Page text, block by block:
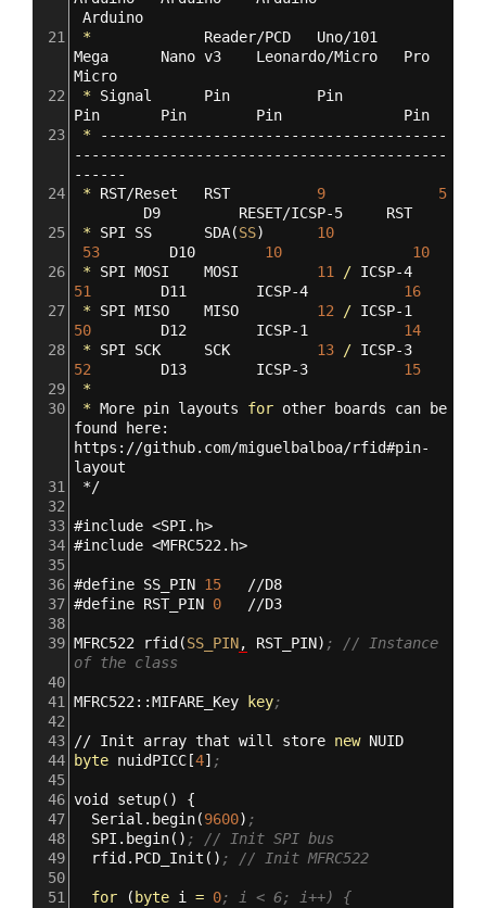
Arduino
21
* Reader/PCD
Uno/101
Mega
Nano v3 Leonardo/Micro
Pro
Micro
22
* Signal Pin
Pin
Pin
Pin Pin
Pin
23
*
----------------------------------------
-------------------------------------------
------
24
* RST/Reset RST 9
5
D9
RESET/ICSP-5
RST
25
* SPI SS SDA(SS)
10
53
D10 10
10
26
* SPI MOSI MOSI 11 / ICSP-4
51
D11 ICSP-4
16
27
* SPI MISO MISO 12 / ICSP-1
50
D12 ICSP-1
14
28
* SPI SCK SCK 13 / ICSP-3
52
D13 ICSP-3
15
29
*
30
* More pin layouts for other boards can be
found here:
https://github.com/miguelbalboa/rfid#pin-
layout
31
*/
32
33 #include <SPI.h>
34 #include <MFRC522.h>
35
36 #define SS_PIN 15
//D8
37 #define RST_PIN 0
//D3
38
39 MFRC522 rfid(SS_PIN, RST_PIN) ; // Instance
of the class
40
41
MFRC522::MIFARE_Key key
42
43
// Init array that will store new NUID
44 byte nuidPICC[4] ;
45
46 void setup()
{
47
Serial.begin(9600) ;
48
SPI.begin() ; // Init SPI bus
49
rfid.PCD_Init ()
50
51
for (byte i = 0; i < 6; i++) {